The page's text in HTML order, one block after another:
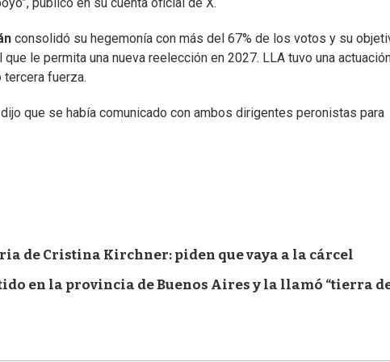
consolidó su hegemonía con más del 67% de los votos y su
le permita una nueva reelección en 2027. LLA tuvo una
fuerza.
que se había comunicado con ambos dirigentes peronistas para
de Cristina Kirchner: piden que vaya a la cárcel
en la provincia de Buenos Aires y la llamó “tierra